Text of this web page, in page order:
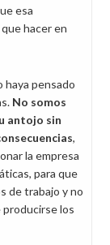
esa
hacer en
haya pensado
No somos
antojo sin
,
la empresa
para que
de trabajo y no
los